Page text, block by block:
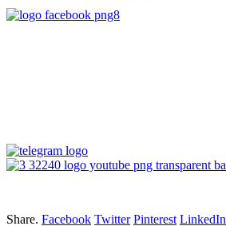
Share. Facebook Twitter Pinterest LinkedIn